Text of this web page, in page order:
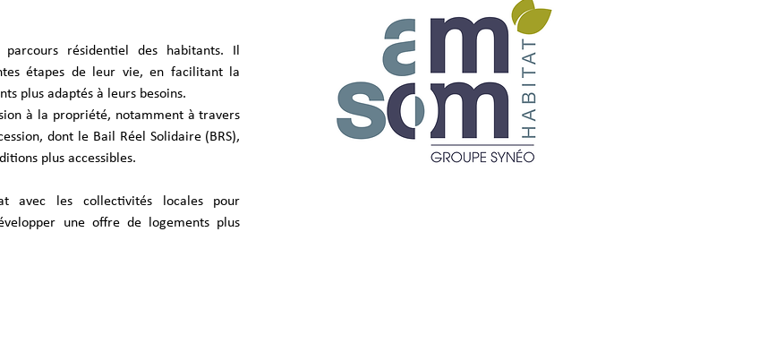
résidentiel des habitants. Il
étapes de leur vie, en facilitant la
plus adaptés à leurs besoins.
à la propriété, notamment à travers
dont le Bail Réel Solidaire (BRS),
plus accessibles.
avec les collectivités locales pour
une offre de logements plus